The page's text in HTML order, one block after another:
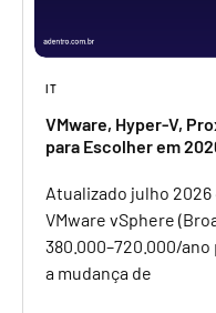
IT
VMware, Hyper-V,
para Escolher em
Atualizado julho 2026
VMware vSphere
380.000–720.000/ano
a mudança de